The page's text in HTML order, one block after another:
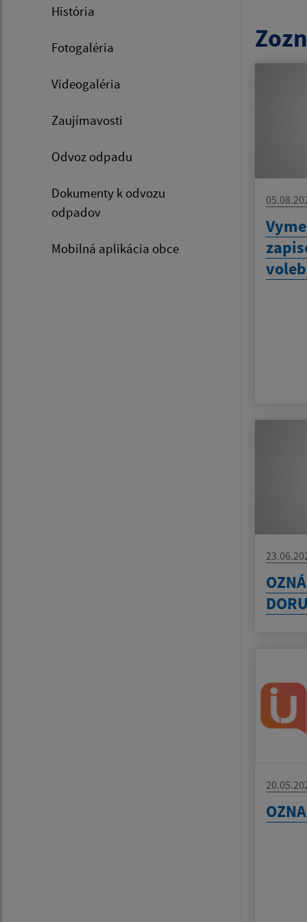
História
Fotogaléria
Videogaléria
Zaujímavosti
Odvoz odpadu
Dokumenty k odvozu
odpadov
Mobilná aplikácia obce